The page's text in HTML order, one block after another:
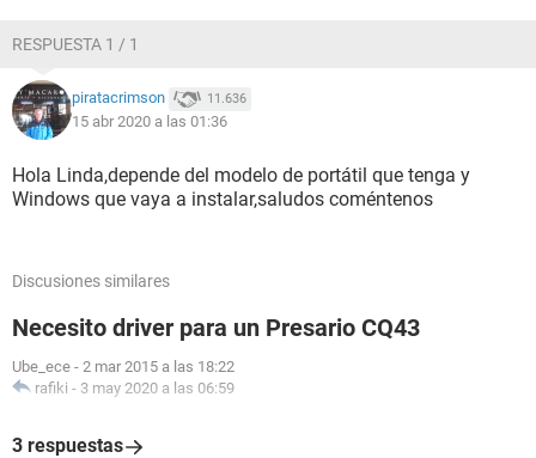
RESPUESTA 1 / 1
piratacrimson 11.636
15 abr 2020 a las 01:36
Hola Linda,depende del modelo de portátil que tenga y
Windows que vaya a instalar,saludos coméntenos
Discusiones similares
Necesito driver para un Presario CQ43
Ube_ece - 2 mar 2015 a las 18:22
rafiki - 3 may 2020 a las 06:59
3 respuestas